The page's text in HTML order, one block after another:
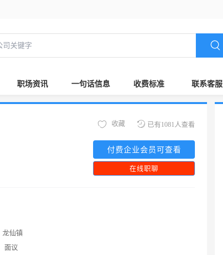
职场资讯 一句话信息 收费标准 联系客服
已有1081人查看
收藏
付费企业会员可查看
在线职聊
龙仙镇
面议